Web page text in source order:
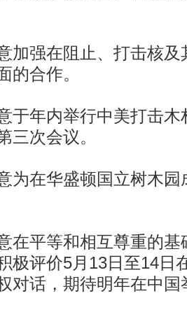
强在阻止、打击核及
的合作。
年内举行中美打击木
三次会议。
在华盛顿国立树木园
平等和相互尊重的基
极评价5月13日至14日
对话，期待明年在中国